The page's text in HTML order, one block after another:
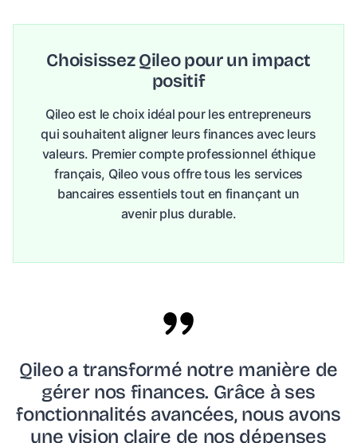
Choisissez Qileo pour un impact
positif
Qileo est le choix idéal pour les entrepreneurs
qui souhaitent aligner leurs finances avec leurs
valeurs. Premier compte professionnel éthique
français, Qileo vous offre tous les services
bancaires essentiels tout en finançant un
avenir plus durable.
Qileo a transformé notre manière de
gérer nos finances. Grâce à ses
fonctionnalités avancées, nous avons
une vision claire de nos dépenses